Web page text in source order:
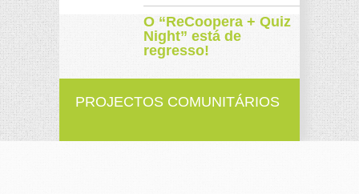
O “ReCoopera + Quiz
Night” está de
regresso!
PROJECTOS COMUNITÁRIOS